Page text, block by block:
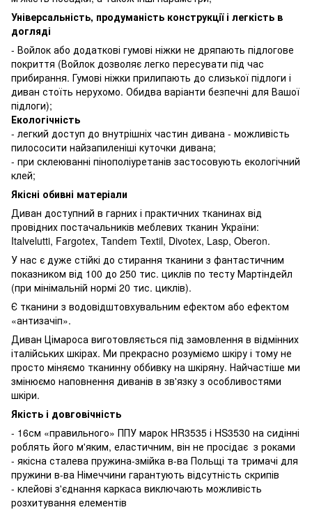
Універсальність, продуманість конструкції і легкість в
догляді
- Войлок або додаткові гумові ніжки не дряпають підлогове
покриття (Войлок дозволяє легко пересувати під час
прибирання. Гумові ніжки прилипають до слизької підлоги і
диван стоїть нерухомо. Обидва варіанти безпечні для Вашої
підлоги);
Екологічність
- легкий доступ до внутрішніх частин дивана - можливість
пилососити найзапиленіші куточки дивана;
- при склеюванні пінополіуретанів застосовують екологічний
клей;
Якісні обивні матеріали
Диван доступний в гарних і практичних тканинах від
провідних постачальників меблевих тканин України:
Italvelutti, Fargotex, Tandem Textil, Divotex, Lasp, Oberon.
У нас є дуже стійкі до стирання тканини з фантастичним
показником від 100 до 250 тис. циклів по тесту Мартіндейл
(при мінімальній нормі 20 тис. циклів).
Є тканини з водовідштовхувальним ефектом або ефектом
«антизачіп».
Диван Цімароса виготовляється під замовлення в відмінних
італійських шкірах. Ми прекрасно розуміємо шкіру і тому не
просто міняємо тканинну оббивку на шкіряну. Найчастіше ми
змінюємо наповнення диванів в зв'язку з особливостями
шкіри.
Якість і довговічність
- 16см «правильного» ППУ марок HR3535 і HS3530 на сидінні
роблять його м'яким, еластичним, він не просідає з роками
- якісна сталева пружина-змійка в-ва Польщі та тримачі для
пружини в-ва Німеччини гарантують відсутність скрипів
- клейові з'єднання каркаса виключають можливість
розхитування елементів